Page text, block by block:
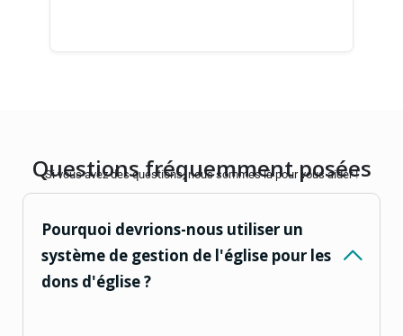
Questions fréquemment posées
Si vous avez des questions, nous sommes là pour vous aider !
Pourquoi devrions-nous utiliser un
système de gestion de l'église pour les
dons d'église ?